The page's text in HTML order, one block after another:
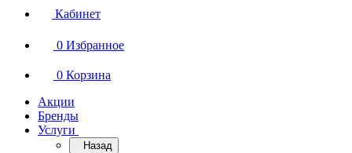
Кабинет
0 Избранное
0 Корзина
Акции
Бренды
Услуги
Назад